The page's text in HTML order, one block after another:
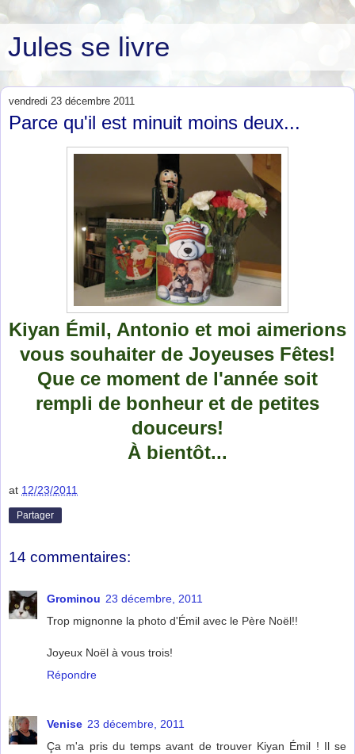
Jules se livre
vendredi 23 décembre 2011
Parce qu'il est minuit moins deux...
Kiyan Émil, Antonio et moi aimerions
vous souhaiter de Joyeuses Fêtes!
Que ce moment de l'année soit
rempli de bonheur et de petites
douceurs!
À bientôt...
at 12/23/2011
Partager
14 commentaires:
Grominou 23 décembre, 2011
Trop mignonne la photo d'Émil avec le Père Noël!!
Joyeux Noël à vous trois!
Répondre
Venise 23 décembre, 2011
Ça m'a pris du temps avant de trouver Kiyan Émil ! Il se